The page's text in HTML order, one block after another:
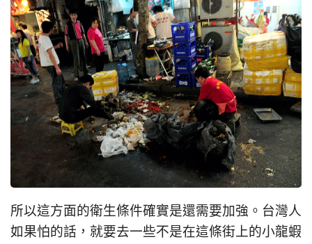
所以這方面的衛生條件確實是還需要加強。台灣人
如果怕的話，就要去一些不是在這條街上的小龍蝦